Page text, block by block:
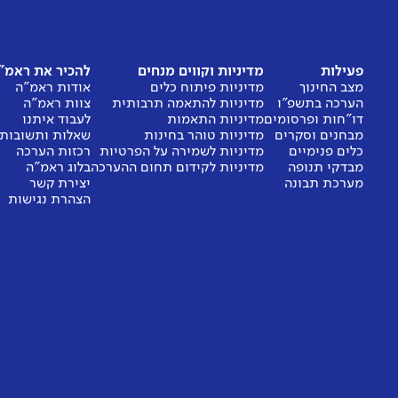
פעילות
מצב החינוך
הערכה בתשפ"ו
דו"חות ופרסומים
מבחנים וסקרים
כלים פנימיים
מבדקי תנופה
מערכת תבונה
מדיניות וקווים מנחים
מדיניות פיתוח כלים
מדיניות להתאמה תרבותית
מדיניות התאמות
מדיניות טוהר בחינות
מדיניות לשמירה על הפרטיות
מדיניות לקידום תחום ההערכה
להכיר את
אודות ראמ"ה
צוות ראמ"ה
לעבוד איתנו
שאלות
רכזות הערכה
בלוג ראמ"ה
יצירת קשר
הצהרת נגישות